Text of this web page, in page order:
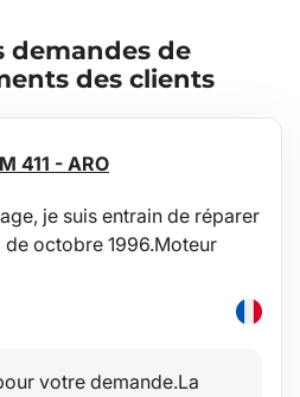
demandes de
des clients
411 - ARO
je suis entrain de réparer
de octobre 1996.Moteur
votre demande.La